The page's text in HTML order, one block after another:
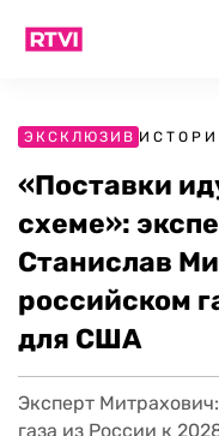
ЭКСКЛЮЗИВ
«Поставки
схеме»:
Станислав
российском
для США
Эксперт
газа из России к